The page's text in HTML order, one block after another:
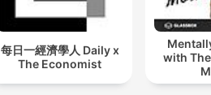
每日一經濟學人 Daily x
The Economist
with